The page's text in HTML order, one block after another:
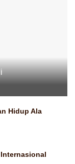
Hidup Ala